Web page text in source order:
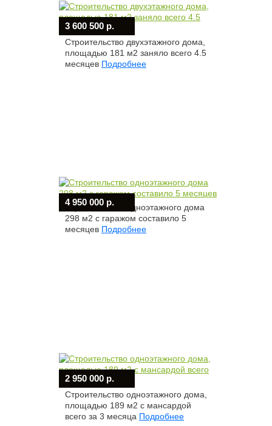
3 600 500 р.
Строительство двухэтажного дома,
площадью 181 м2 заняло всего 4.5
месяцев Подробнее
4 950 000 р.
Строительство одноэтажного дома
298 м2 с гаражом составило 5
месяцев Подробнее
2 950 000 р.
Строительство одноэтажного дома,
площадью 189 м2 с мансардой
всего за 3 месяца Подробнее